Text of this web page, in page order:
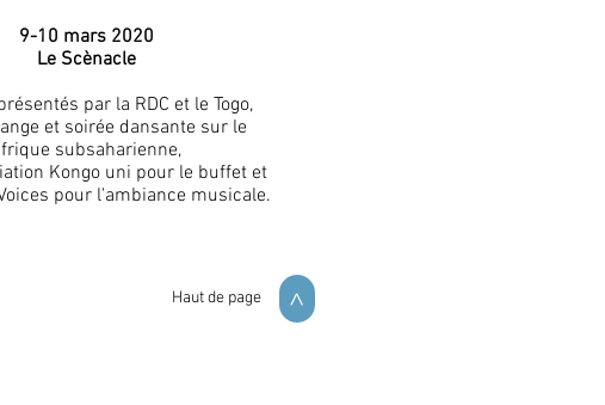
9-10 mars 2020
Le Scènacle
par la RDC et le Togo,
et soirée dansante sur le
subsaharienne,
Kongo uni pour le buffet et
pour l'ambiance musicale.
Haut de page >